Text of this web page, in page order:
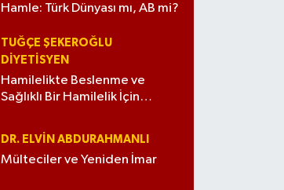
Hamle: Türk Dünyası mı, AB mi?
TUĞÇE ŞEKEROĞLU
DIYETISYEN
Hamilelikte Beslenme ve
Sağlıklı Bir Hamilelik İçin
DR. ELVIN ABDURAHMANLI
Mülteciler ve Yeniden İmar